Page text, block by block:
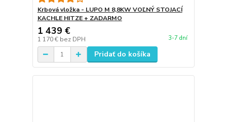
Krbová vložka - LUPO M 8,8KW VOĽNÝ STOJACÍ
KACHLE HITZE + ZADARMO
1 439 €
1 170 € bez DPH 3-7 dní
Pridať do košíka